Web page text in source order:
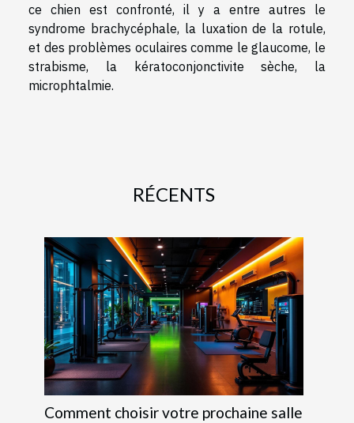
ce chien est confronté, il y a entre autres le
syndrome brachycéphale, la luxation de la rotule,
et des problèmes oculaires comme le glaucome, le
strabisme, la kératoconjonctivite sèche, la
microphtalmie.
RÉCENTS
Comment choisir votre prochaine salle